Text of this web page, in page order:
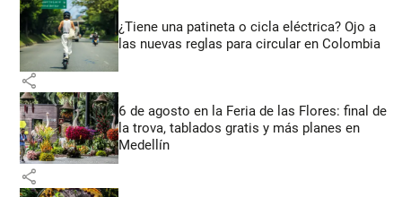
¿Tiene una patineta o cicla eléctrica? Ojo a
las nuevas reglas para circular en Colombia
share
6 de agosto en la Feria de las Flores: final de
la trova, tablados gratis y más planes en
Medellín
share